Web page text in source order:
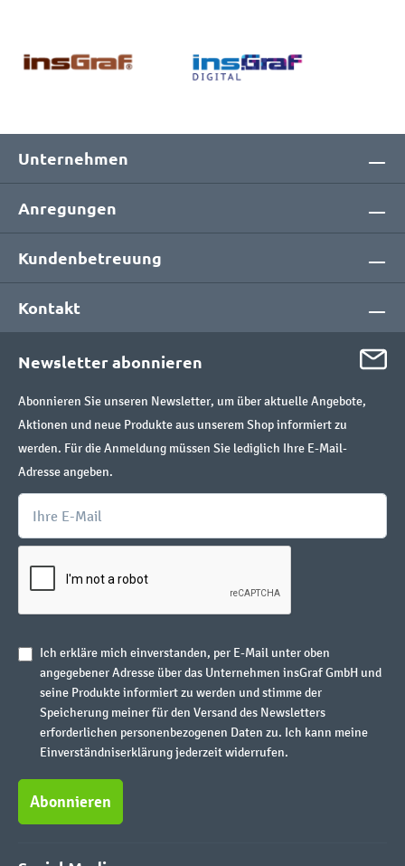
Unternehmen
Anregungen
Kundenbetreuung
Kontakt
Newsletter abonnieren
Abonnieren Sie unseren Newsletter, um über aktuelle Angebote,
Aktionen und neue Produkte aus unserem Shop informiert zu
werden. Für die Anmeldung müssen Sie lediglich Ihre E-Mail-
Adresse angeben.
Ich erkläre mich einverstanden, per E-Mail unter oben
angegebener Adresse über das Unternehmen insGraf GmbH und
seine Produkte informiert zu werden und stimme der
Speicherung meiner für den Versand des Newsletters
erforderlichen personenbezogenen Daten zu. Ich kann meine
Einverständniserklärung jederzeit widerrufen.
Abonnieren